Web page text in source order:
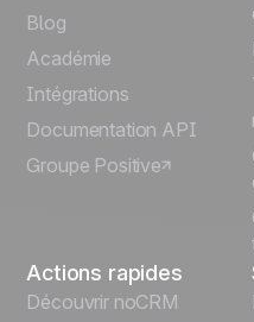
Português
Italiano
Deutsch
Blog
Académie
Intégrations
Documentation API
Groupe Positive
Actions rapides
Découvrir noCRM